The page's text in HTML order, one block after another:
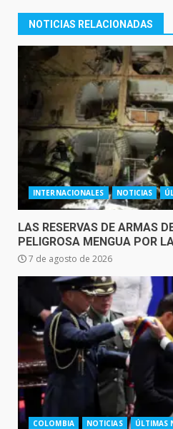
NOTICIAS RELACIONADAS
INTERNACIONALES NOTICIAS
LAS RESERVAS DE ARMAS
PELIGROSA MENGUA POR
7 de agosto de 2026
COLOMBIA NOTICIAS ÚLTIMAS